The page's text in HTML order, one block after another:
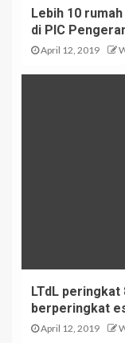
Lebih 10
di PIC
April 12, 2019
LTdL
berperingkat
April 12, 2019